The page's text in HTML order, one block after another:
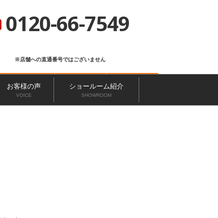
0120-66-7549
※店舗への直通番号ではございません
来店予約
お客様の声
VOICE
ショールーム紹介
SHOWROOM